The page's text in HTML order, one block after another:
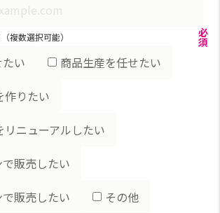
（複数選択可能） 必
須
い
商品生産を任せたい
作りたい
リニューアルしたい
販売したい
販売したい
その他